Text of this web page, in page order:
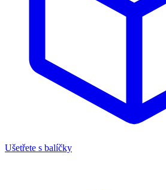
Ušetřete s balíčky